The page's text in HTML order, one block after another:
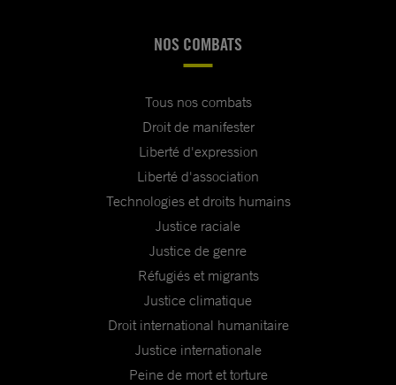
NOS COMBATS
Tous nos combats
Droit de manifester
Liberté d'expression
Liberté d'association
Technologies et droits humains
Justice raciale
Justice de genre
Réfugiés et migrants
Justice climatique
Droit international humanitaire
Justice internationale
Peine de mort et torture